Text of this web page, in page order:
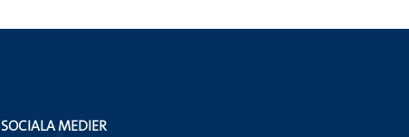
SOCIALA MEDIER